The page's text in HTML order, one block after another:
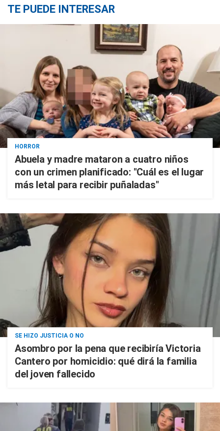
TE PUEDE INTERESAR
HORROR
Abuela y madre mataron a cuatro niños
con un crimen planificado: "Cuál es el lugar
más letal para recibir puñaladas"
SE HIZO JUSTICIA O NO
Asombro por la pena que recibiría Victoria
Cantero por homicidio: qué dirá la familia
del joven fallecido